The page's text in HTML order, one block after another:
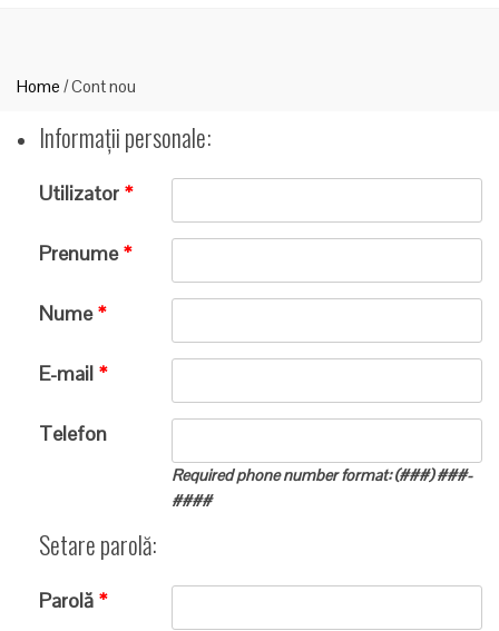
Home /Cont nou
Informații personale:
Utilizator *
Prenume *
Nume *
E-mail *
Telefon
Required phone number format: (###) ###-
####
Setare parolă:
Parolă *